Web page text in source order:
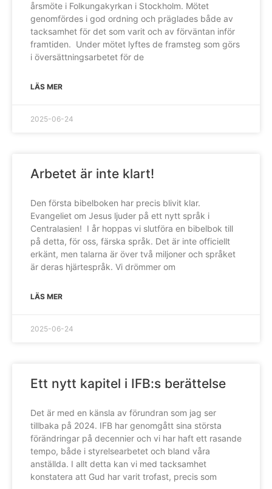
årsmöte i Folkungakyrkan i Stockholm. Mötet
genomfördes i god ordning och präglades både av
tacksamhet för det som varit och av förväntan inför
framtiden. Under mötet lyftes de framsteg som görs
i översättningsarbetet för de
LÄS MER
2025-06-24
Arbetet är inte klart!
Den första bibelboken har precis blivit klar.
Evangeliet om Jesus ljuder på ett nytt språk i
Centralasien! I år hoppas vi slutföra en bibelbok till
på detta, för oss, färska språk. Det är inte officiellt
erkänt, men talarna är över två miljoner och språket
är deras hjärtespråk. Vi drömmer om
LÄS MER
2025-06-24
Ett nytt kapitel i IFB:s berättelse
Det är med en känsla av förundran som jag ser
tillbaka på 2024. IFB har genomgått sina största
förändringar på decennier och vi har haft ett rasande
tempo, både i styrelsearbetet och bland våra
anställda. I allt detta kan vi med tacksamhet
konstatera att Gud har varit trofast, precis som